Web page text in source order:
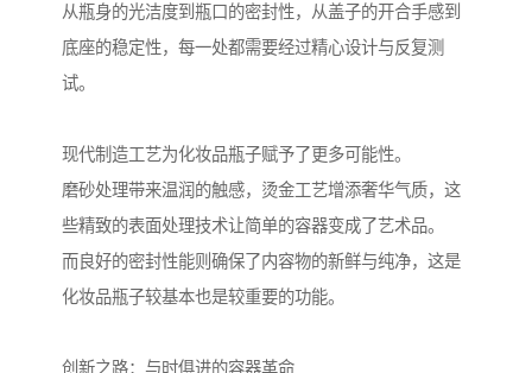
从瓶身的光洁度到瓶口的密封性，从盖子的开合手感到
底座的稳定性，每一处都需要经过精心设计与反复测
试。
现代制造工艺为化妆品瓶子赋予了更多可能性。
磨砂处理带来温润的触感，烫金工艺增添奢华气质，这
些精致的表面处理技术让简单的容器变成了艺术品。
而良好的密封性能则确保了内容物的新鲜与纯净，这是
化妆品瓶子较基本也是较重要的功能。
创新之路：与时俱进的容器革命